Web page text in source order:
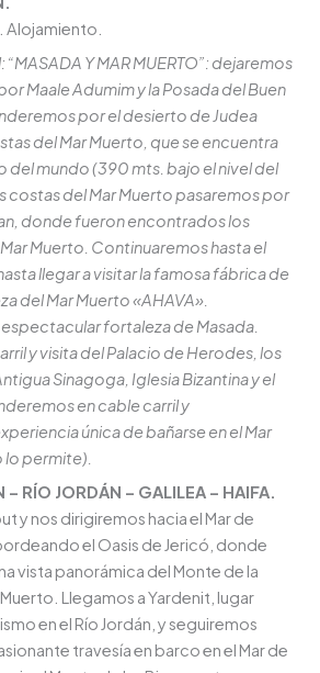
Alojamiento.
Y MAR MUERTO”: dejaremos
Maale Adumim y la Posada del Buen
por el desierto de Judea
del Mar Muerto, que se encuentra
del mundo (390 mts. bajo el nivel del
costas del Mar Muerto pasaremos por
donde fueron encontrados los
Muerto. Continuaremos hasta el
llegar a visitar la famosa fábrica de
del Mar Muerto «AHAVA».
fortaleza de Masada.
y visita del Palacio de Herodes, los
Sinagoga, Iglesia Bizantina y el
en cable carril y
única de bañarse en el Mar
lo permite).
– RÍO JORDÁN – GALILEA – HAIFA.
y nos dirigiremos hacia el Mar de
el Oasis de Jericó, donde
vista panorámica del Monte de la
Llegamos a Yardenit, lugar
en el Río Jordán, y seguiremos
travesía en barco en el Mar de